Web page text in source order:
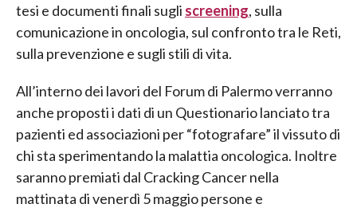
tesi e documenti finali sugli screening, sulla
comunicazione in oncologia, sul confronto tra le Reti,
sulla prevenzione e sugli stili di vita.
All’interno dei lavori del Forum di Palermo verranno
anche proposti i dati di un Questionario lanciato tra
pazienti ed associazioni per “fotografare” il vissuto di
chi sta sperimentando la malattia oncologica. Inoltre
saranno premiati dal Cracking Cancer nella
mattinata di venerdì 5 maggio persone e